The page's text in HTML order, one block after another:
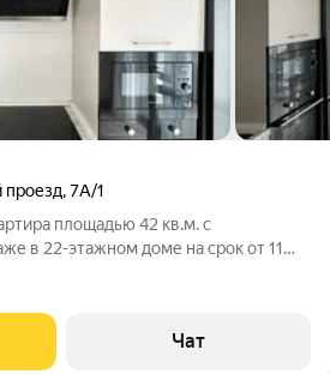
проезд,7А/1
площадью 42 кв.м. с
в 22-этажном доме на срок от 11
Кондиционер Микроволновка Пылесос
Чат